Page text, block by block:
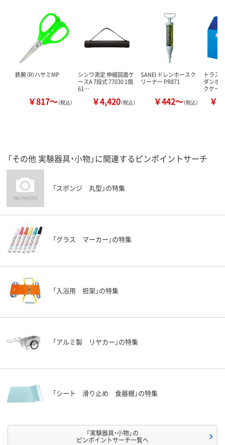
鉄腕（R）ハサミMP
￥817～（税込）
シンワ測定 伸縮図面ケ
ースA 7段式 77030 1個
61…
￥4,420（税込）
SANEI ドレンホースク
リーナー PR871
￥442～（税込）
トラス
ダンボ
クケー
￥
「その他 実験器具・小物」に関連するピンポイントサーチ
「スポンジ 丸型」の特集
「グラス マーカー」の特集
「入浴用 担架」の特集
「アルミ製 リヤカー」の特集
「シート 滑り止め 食器棚」の特集
「実験器具・小物」の
ピンポイントサーチ一覧へ